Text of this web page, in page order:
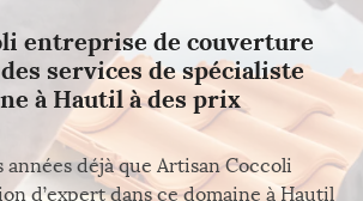
entreprise de couverture
services de spécialiste
à Hautil à des prix
déjà que Artisan Coccoli
d’expert dans ce domaine à Hautil